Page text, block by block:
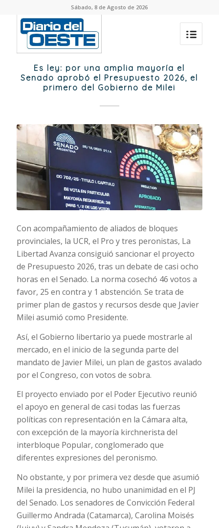
Sábado, 8 de Agosto de 2026
Es ley: por una amplia mayoría el
Senado aprobó el Presupuesto 2026, el
primero del Gobierno de Milei
Con acompañamiento de aliados de bloques
provinciales, la UCR, el Pro y tres peronistas, La
Libertad Avanza consiguió sancionar el proyecto
de Presupuesto 2026, tras un debate de casi ocho
horas en el Senado. La norma cosechó 46 votos a
favor, 25 en contra y 1 abstención. Se trata de
primer plan de gastos y recursos desde que Javier
Milei asumió como Presidente.
Así, el Gobierno libertario ya puede mostrarle al
mercado, en el inicio de la segunda parte del
mandato de Javier Milei, un plan de gastos avalado
por el Congreso, con votos de sobra.
El proyecto enviado por el Poder Ejecutivo reunió
el apoyo en general de casi todas las fuerzas
políticas con representación en la Cámara alta,
con excepción de la mayoría kirchnerista del
interbloque Popular, conglomerado que
diferentes expresiones del peronismo.
No obstante, y por primera vez desde que asumió
Milei la presidencia, no hubo unanimidad en el PJ
del Senado. Los senadores de Convicción Federal
Guillermo Andrada (Catamarca), Carolina Moisés